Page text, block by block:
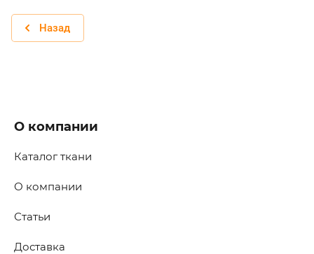
Назад
О компании
Каталог ткани
О компании
Статьи
Доставка